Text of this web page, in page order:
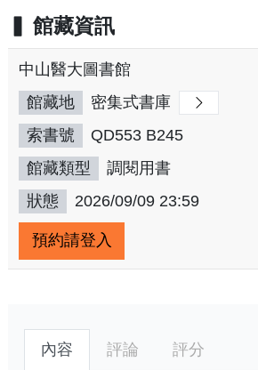
館藏資訊
中山醫大圖書館
館藏地
密集式書庫
索書號
QD553 B245
館藏類型
調閱用書
狀態
2026/09/09 23:59
預約請登入
內容 評論 評分